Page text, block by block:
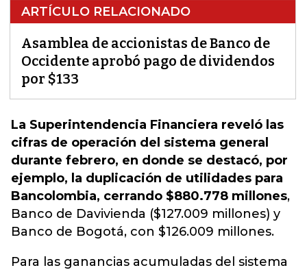
ARTÍCULO RELACIONADO
Asamblea de accionistas de Banco de
Occidente aprobó pago de dividendos
por $133
La Superintendencia Financiera reveló las
cifras de operación del sistema general
durante febrero, en donde se destacó, por
ejemplo, la duplicación de utilidades para
Bancolombia, cerrando $880.778 millones,
Banco de Davivienda ($127.009 millones) y
Banco de Bogotá, con $126.009 millones.
Para las ganancias acumuladas del sistema